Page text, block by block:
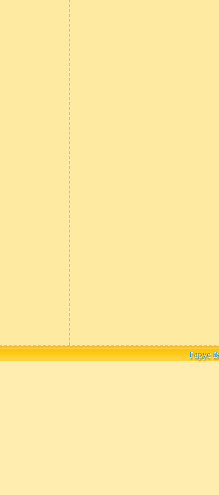
Гарус